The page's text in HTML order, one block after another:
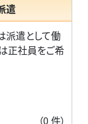
遣
派遣として働
正社員をご希
（0 件）